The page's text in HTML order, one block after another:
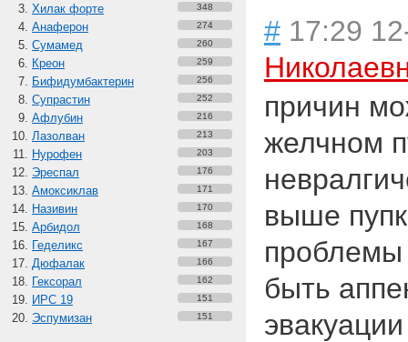
Хилак форте 348
Анаферон 274
Сумамед 260
Креон 259
Бифидумбактерин 256
Супрастин 252
Афлубин 216
Лазолван 213
Нурофен 203
Эреспал 176
Амоксиклав 171
Називин 170
Арбидол 168
Геделикс 167
Дюфалак 166
Гексорал 162
ИРС 19 151
Эспумизан 151
# 17:29
причин
желчном
выше
быть